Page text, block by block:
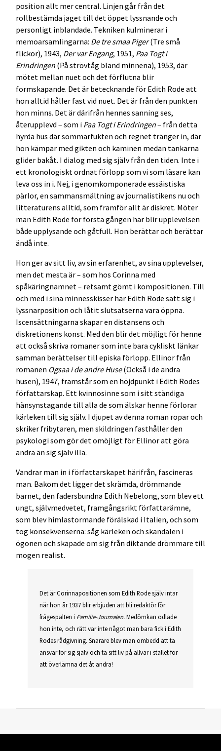
position allt mer central. Linjen går från det
rollbestämda jaget till det öppet lyssnande och
personligt inblandade. Tekniken kulminerar i
memoarsamlingarna: De tre smaa Piger(Tre små
flickor), 1943, Der var Engang, 1951, Paa Togt i
Erindringen (På strövtåg bland minnena), 1953, där
mötet mellan nuet och det förflutna blir
formskapande. Det är betecknande för Edith Rode att
hon alltid håller fast vid nuet. Det är från den punkten
hon minns. Det är därifrån hennes sanning ses,
återupplevd – som i Paa Togt i Erindringen– från detta
hyrda hus där sommarfukten och regnet tränger in, där
hon kämpar med gikten och kaminen medan tankarna
glider bakåt. I dialog med sig själv från den tiden. Inte i
ett kronologiskt ordnat förlopp som vi som läsare kan
leva oss in i. Nej, i genomkomponerade essäistiska
pärlor, en sammansmältning av journalistikens nu och
litteraturens alltid, som framför allt är diskret. Möter
man Edith Rode för första gången här blir upplevelsen
både upplysande och gåtfull. Hon berättar och berättar
ändå inte.
Hon ger av sitt liv, av sin erfarenhet, av sina upplevelser,
men det mesta är – som hos Corinna med
spåkäringnamnet – retsamt gömt i kompositionen. Till
och med i sina minnesskisser har Edith Rode satt sig i
lyssnarposition och låtit slutsatserna vara öppna.
Iscensättningarna skapar en distansens och
diskretionens konst. Med den blir det möjligt för henne
att också skriva romaner som inte bara cykliskt länkar
samman berättelser till episka förlopp. Ellinor från
romanen Ogsaa i de andre Huse(Också i de andra
husen), 1947, framstår som en höjdpunkt i Edith Rodes
författarskap. Ett kvinnosinne som i sitt ständiga
hänsynstagande till alla de som älskar henne förlorar
kärleken till sig själv. I djupet av denna roman ropar och
skriker fribytaren, men skildringen fasthåller den
psykologi som gör det omöjligt för Ellinor att göra
andra än sig själv illa.
Vandrar man in i författarskapet härifrån, fascineras
man. Bakom det ligger det skrämda, drömmande
barnet, den fadersbundna Edith Nebelong, som blev ett
ungt, självmedvetet, framgångsrikt författarämne,
som blev himlastormande förälskad i Italien, och som
tog konsekvenserna: såg kärleken och skandalen i
ögonen och skapade om sig från diktande drömmare till
mogen realist.
Det är Corinnapositionen som Edith Rode själv intar
när hon år 1937 blir erbjuden att bli redaktör för
frågespalten i Familie-Journalen.Medömkan odlade
hon inte, och rätt var inte något man bara fick i Edith
Rodes rådgivning. Snarare blev man ombedd att ta
ansvar för sig själv och ta sitt liv på allvar i stället för
att överlämna det åt andra!